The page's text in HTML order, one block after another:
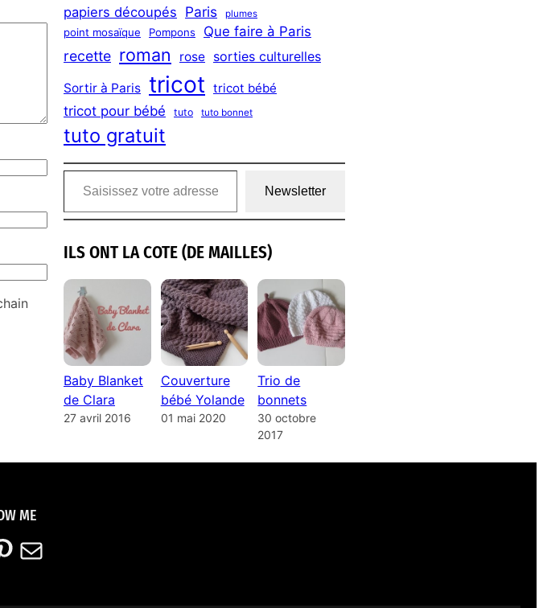
papiers découpés Paris plumes
point mosaïque Pompons Que faire à Paris
recette roman rose sorties culturelles
Sortir à Paris tricot tricot bébé
tricot pour bébé tuto tuto bonnet
tuto gratuit
Saisissez votre adresse e-mail…
Newsletter
ILS ONT LA COTE (DE MAILLES)
Baby Blanket
de Clara
27 avril 2016
Couverture
bébé Yolande
01 mai 2020
Trio de
bonnets
30 octobre
2017
ME
E-mail